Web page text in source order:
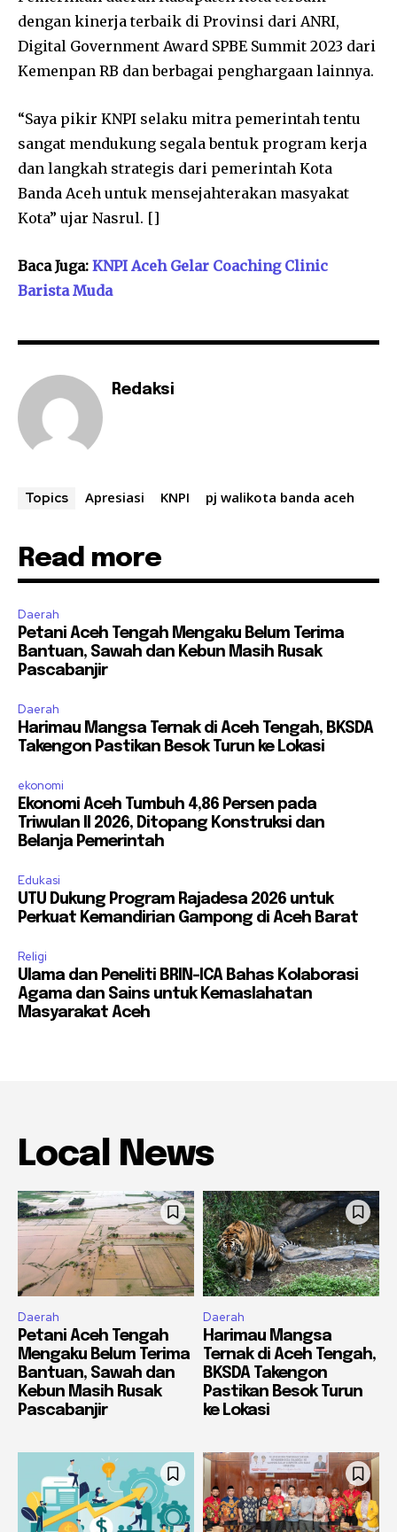
dengan kinerja terbaik di Provinsi dari ANRI,
Digital Government Award SPBE Summit 2023 dari
Kemenpan RB dan berbagai penghargaan lainnya.
“Saya pikir KNPI selaku mitra pemerintah tentu
sangat mendukung segala bentuk program kerja
dan langkah strategis dari pemerintah Kota
Banda Aceh untuk mensejahterakan masyakat
Kota” ujar Nasrul. []
Baca Juga: KNPI Aceh Gelar Coaching Clinic
Barista Muda
Redaksi
Topics Apresiasi KNPI pj walikota banda aceh
Read more
Daerah
Petani Aceh Tengah Mengaku Belum Terima
Bantuan, Sawah dan Kebun Masih Rusak
Pascabanjir
Daerah
Harimau Mangsa Ternak di Aceh Tengah, BKSDA
Takengon Pastikan Besok Turun ke Lokasi
ekonomi
Ekonomi Aceh Tumbuh 4,86 Persen pada
Triwulan II 2026, Ditopang Konstruksi dan
Belanja Pemerintah
Edukasi
UTU Dukung Program Rajadesa 2026 untuk
Perkuat Kemandirian Gampong di Aceh Barat
Religi
Ulama dan Peneliti BRIN-ICA Bahas Kolaborasi
Agama dan Sains untuk Kemaslahatan
Masyarakat Aceh
Local News
Daerah
Petani Aceh Tengah
Mengaku Belum Terima
Bantuan, Sawah dan
Kebun Masih Rusak
Pascabanjir
Daerah
Harimau Mangsa
Ternak di Aceh Tengah,
BKSDA Takengon
Pastikan Besok Turun
ke Lokasi